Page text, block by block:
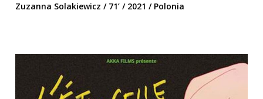
Zuzanna Solakiewicz / 71’ / 2021 / Polonia